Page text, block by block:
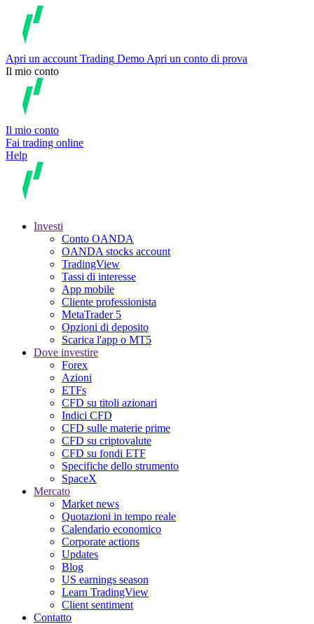
Apri un account Trading Demo Apri un conto di prova
Il mio conto
Il mio conto
Fai trading online
Help
Investi
Conto OANDA
OANDA stocks account
TradingView
Tassi di interesse
App mobile
Cliente professionista
MetaTrader 5
Opzioni di deposito
Scarica l'app o MT5
Dove investire
Forex
Azioni
ETFs
CFD su titoli azionari
Indici CFD
CFD sulle materie prime
CFD su criptovalute
CFD su fondi ETF
Specifiche dello strumento
SpaceX
Mercato
Market news
Quotazioni in tempo reale
Calendario economico
Corporate actions
Updates
Blog
US earnings season
Learn TradingView
Client sentiment
Contatto